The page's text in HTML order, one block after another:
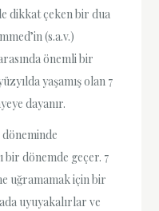
dikkat çeken bir dua
(s.a.v.)
önemli bir
yaşamış olan 7
dayanır.
bir dönemde geçer. 7
uğramamak için bir
uyuyakalırlar ve